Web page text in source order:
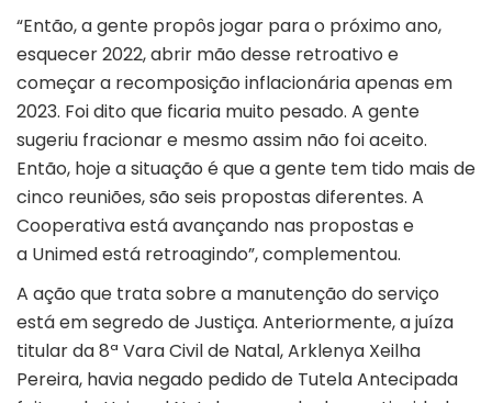
“Então, a gente propôs jogar para o próximo ano,
esquecer 2022, abrir mão desse retroativo e
começar a recomposição inflacionária apenas em
2023. Foi dito que ficaria muito pesado. A gente
sugeriu fracionar e mesmo assim não foi aceito.
Então, hoje a situação é que a gente tem tido mais de
cinco reuniões, são seis propostas diferentes. A
Cooperativa está avançando nas propostas e
a Unimed está retroagindo”, complementou.
A ação que trata sobre a manutenção do serviço
está em segredo de Justiça. Anteriormente, a juíza
titular da 8ª Vara Civil de Natal, Arklenya Xeilha
Pereira, havia negado pedido de Tutela Antecipada